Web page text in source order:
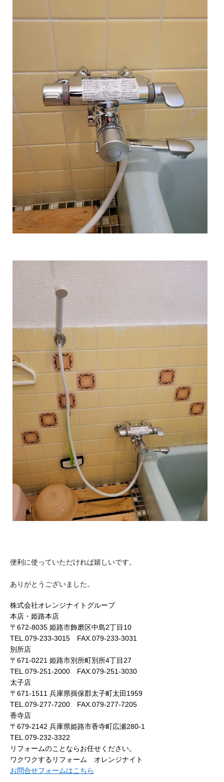
便利に使っていただければ嬉しいです。
ありがとうございました。
株式会社オレンジナイトグループ
本店・姫路本店
〒672-8035 姫路市飾磨区中島2丁目10
TEL.079-233-3015 FAX.079-233-3031
別所店
〒671-0221 姫路市別所町別所4丁目27
TEL.079-251-2000 FAX.079-251-3030
太子店
〒671-1511 兵庫県揖保郡太子町太田1959
TEL.079-277-7200 FAX.079-277-7205
香寺店
〒679-2142 兵庫県姫路市香寺町広瀬280-1
TEL.079-232-3322
リフォームのことならお任せください。
ワクワクするリフォーム オレンジナイト
お問合せフォームはこちら